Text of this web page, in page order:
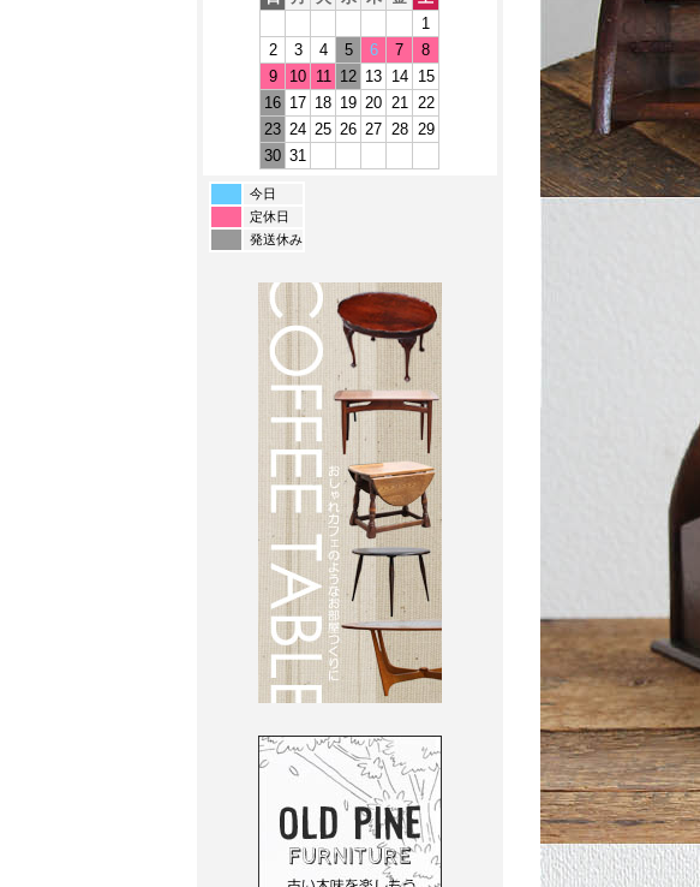
1
2
3 4 5 6 7
8
9
10 11 12 13 14
15
16 17 18 19 20 21 22
23 24 25 26 27 28 29
30 31
今日
定休日
発送休み